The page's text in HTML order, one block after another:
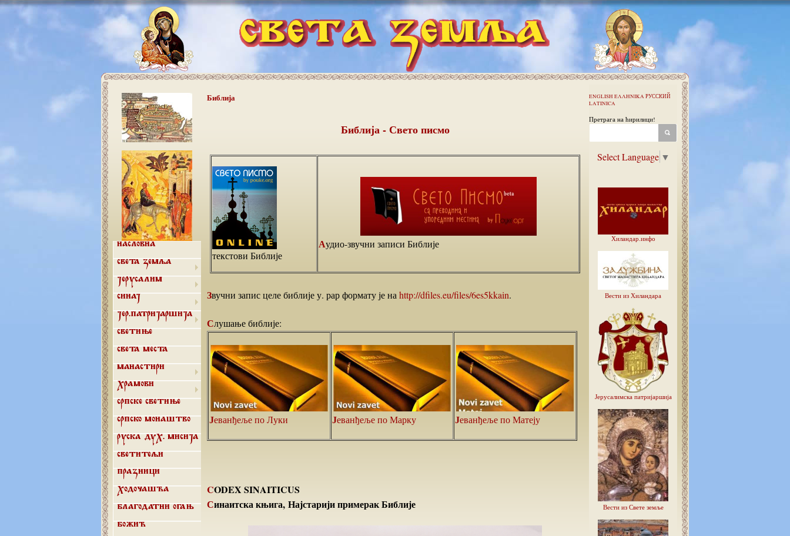
Насловна
Света земља
Јерусалим
Синај
Јер.патријаршија
Светиње
Света места
Манастири
Храмови
Српске светиње
Српско монаштво
Руска дух. мисија
Светитељи
Празници
Ходочашћа
Благодатни огањ
Божић
Библија
Библија - Свето писмо
текстови Библије
Аудио-звучни записи Библије
Звучни запис целе библије у. рар формату је на http://dfiles.eu/files/6es5kkain.
Слушање библије:
Јеванђеље по Луки Јеванђеље по Марку Јеванђеље по Матеју
CODEX SINAITICUS
Синаитска књига, Најстарији примерак Библије
ENGLISH ΕΛΛΗΝΙΚΑ РУССКИЙ
LATINICA
Претрага на ћирилици!
Select Language ▼
Хиландар.инфо
Вести из Хиландара
Јерусалимска патријаршија
Вести из Свете земље